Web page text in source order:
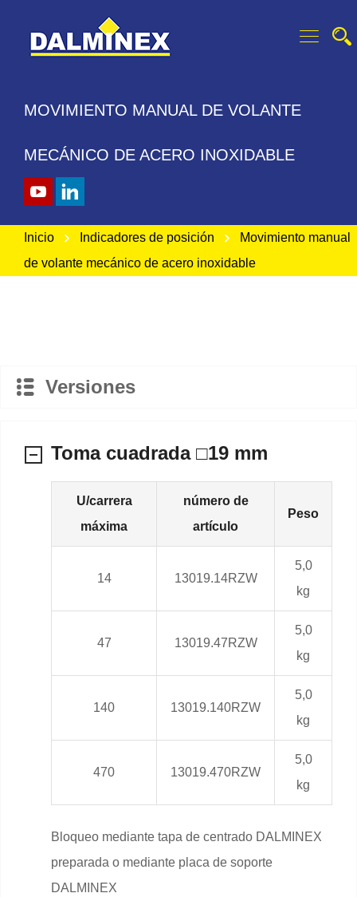
MOVIMIENTO MANUAL DE VOLANTE
MECÁNICO DE ACERO INOXIDABLE
Inicio Indicadores de posición
Movimiento manual
de volante mecánico de acero inoxidable
Versiones
Toma cuadrada □19 mm
U/carrera
máxima
número de
artículo
Peso
14 13019.14RZW
5,0
kg
47 13019.47RZW
5,0
kg
140 13019.140RZW
5,0
kg
470 13019.470RZW
5,0
kg
Bloqueo mediante tapa de centrado DALMINEX
preparada o mediante placa de soporte
DALMINEX